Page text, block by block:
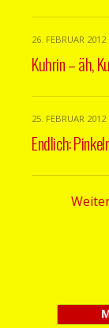
26. FEBRUAR 2012
Kuhrin – äh,
25. FEBRUAR 2012
Endlich: